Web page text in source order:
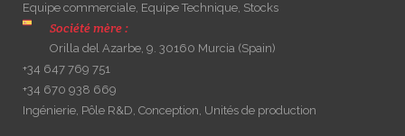
Equipe commerciale, Equipe Technique, Stocks
Société mère :
Orilla del Azarbe, 9. 30160 Murcia (Spain)
+34 647 769 751
+34 670 938 669
Ingénierie, Pôle R&D, Conception, Unités de production